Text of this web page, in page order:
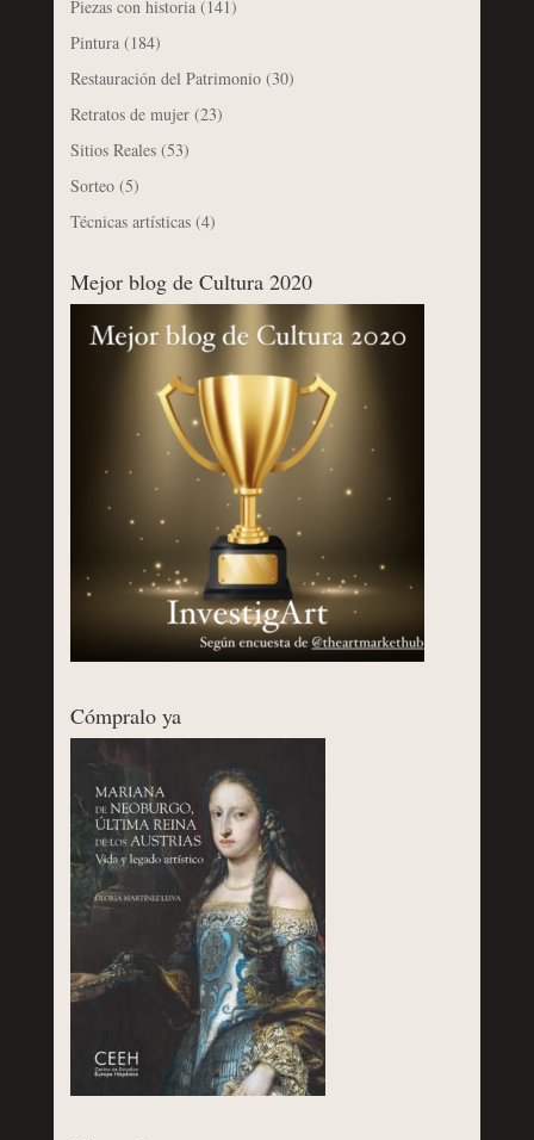
Piezas con historia(141)
Pintura(184)
Restauración del Patrimonio(30)
Retratos de mujer(23)
Sitios Reales(53)
Sorteo(5)
Técnicas artísticas(4)
Mejor blog de Cultura 2020
Cómpralo ya